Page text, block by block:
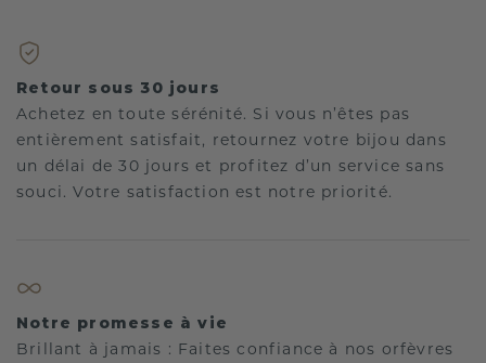
Retour sous 30 jours
Achetez en toute sérénité. Si vous n’êtes pas
entièrement satisfait, retournez votre bijou dans
un délai de 30 jours et profitez d’un service sans
souci. Votre satisfaction est notre priorité.
Notre promesse à vie
Brillant à jamais : Faites confiance à nos orfèvres